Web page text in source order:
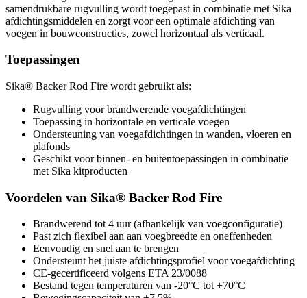
samendrukbare rugvulling wordt toegepast in combinatie met Sika
afdichtingsmiddelen en zorgt voor een optimale afdichting van
voegen in bouwconstructies, zowel horizontaal als verticaal.
Toepassingen
Sika® Backer Rod Fire wordt gebruikt als:
Rugvulling voor brandwerende voegafdichtingen
Toepassing in horizontale en verticale voegen
Ondersteuning van voegafdichtingen in wanden, vloeren en
plafonds
Geschikt voor binnen- en buitentoepassingen in combinatie
met Sika kitproducten
Voordelen van Sika® Backer Rod Fire
Brandwerend tot 4 uur (afhankelijk van voegconfiguratie)
Past zich flexibel aan aan voegbreedte en oneffenheden
Eenvoudig en snel aan te brengen
Ondersteunt het juiste afdichtingsprofiel voor voegafdichting
CE-gecertificeerd volgens ETA 23/0088
Bestand tegen temperaturen van -20°C tot +70°C